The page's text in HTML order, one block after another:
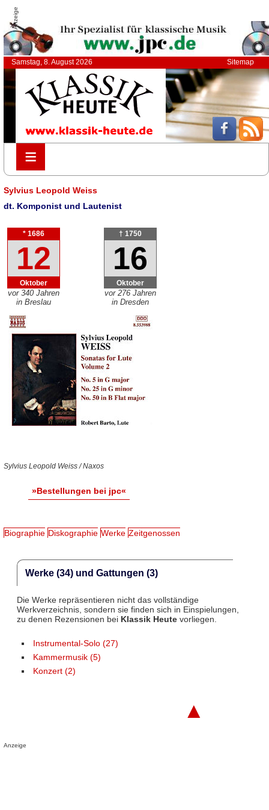
Anzeige
Samstag, 8. August 2026 Sitemap
≡
≡
Sylvius Leopold Weiss
dt. Komponist und Lautenist
* 1686
12
Oktober
vor 340 Jahren
in Breslau
† 1750
16
Oktober
vor 276 Jahren
in Dresden
Sylvius Leopold Weiss / Naxos
»Bestellungen bei jpc«
Biographie Diskographie Werke Zeitgenossen
Werke (34) und Gattungen (3)
Die Werke repräsentieren nicht das vollständige
Werkverzeichnis, sondern sie finden sich in Einspielungen,
zu denen Rezensionen bei Klassik Heutevorliegen.
Instrumental-Solo (27)
Kammermusik (5)
Konzert (2)
▲
Anzeige